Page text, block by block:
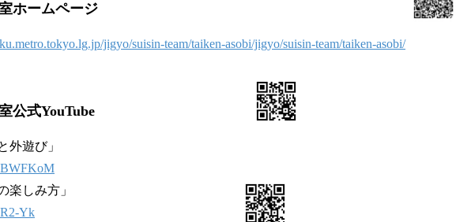
ホームページ
jigyo/suisin-team/taiken-asobi/jigyo/suisin-team/taiken-asobi/
公式YouTube
遊び」
しみ方」
Yk